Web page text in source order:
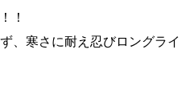
！
、寒さに耐え忍びロングライ